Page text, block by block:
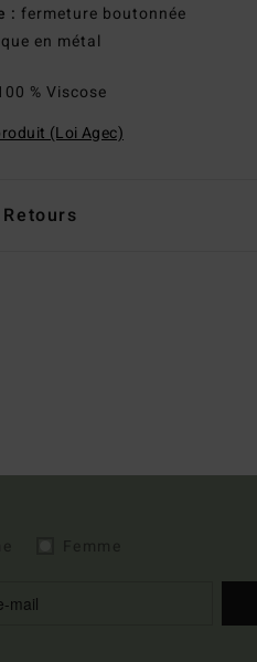
: fermeture boutonnée
en métal
% Viscose
(Loi Agec)